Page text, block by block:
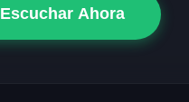
Escuchar Ahora